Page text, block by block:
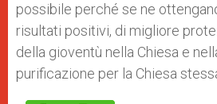
possibile perché se ne
risultati positivi, di migliore
della gioventù nella Chiesa e
purificazione per la Chiesa